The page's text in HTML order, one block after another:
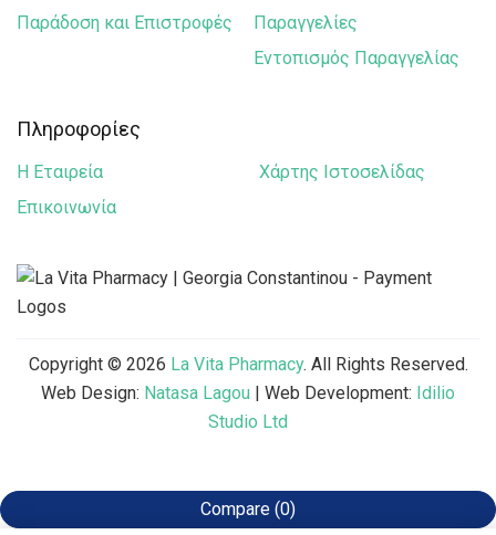
Schulke
Vichy Laboratories
Vitabiotics
Παράδοση και Επιστροφές
Παραγγελίες
Εντοπισμός Παραγγελίας
Πληροφορίες
Η Εταιρεία
Χάρτης Ιστοσελίδας
Επικοινωνία
Copyright © 2026 La Vita Pharmacy. All Rights Reserved.
Web Design: Natasa Lagou | Web Development: Idilio
Studio Ltd
Compare (0)